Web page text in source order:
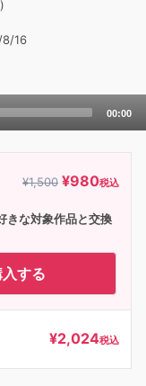
8/16
00:00
¥1,500 ¥980税込
きな対象作品と交換
する
¥2,024税込